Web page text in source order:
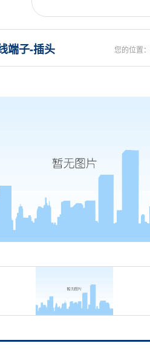
您的位置：
端子-插头